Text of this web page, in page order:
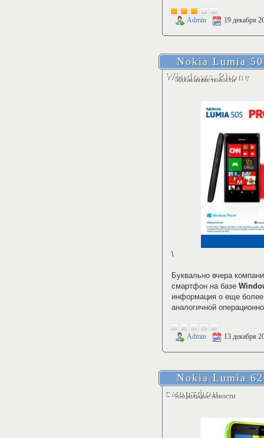
Admin 19 декабря
Nokia Lumia
Windows Phone
Мобильные новости
\
Буквально вчера
смартфон на базе
информация о еще
аналогичной
Admin 13 декабря
Nokia Lumia
смартфон
Мобильные новости